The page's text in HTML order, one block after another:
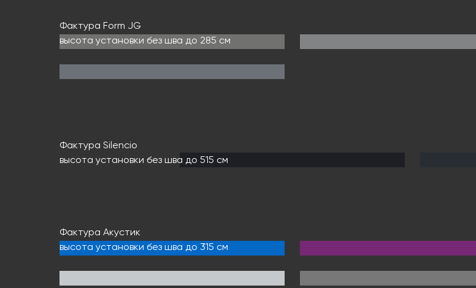
Фактура Form JG
высота установки без шва до 285 см
Фактура Silencio
высота установки без шва до 515 см
Фактура Акустик
высота установки без шва до 315 см